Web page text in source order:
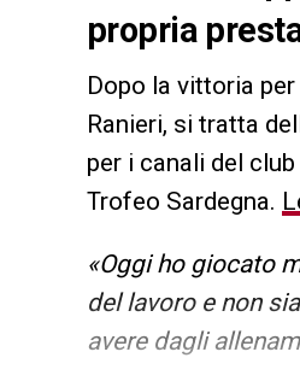
propria
Dopo la vittoria
Ranieri, si tratta
per i canali del
Trofeo Sardegna.
«Oggi ho giocato
del lavoro e non
avere dagli